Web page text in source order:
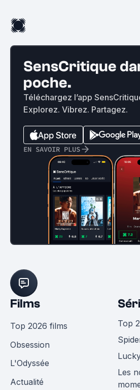
SensCritique
poche.
Téléchargez l’app
Explorez. Vibrez. Partagez.
EN SAVOIR PLUS
Films
Top 2026 films
Obsession
L'Odyssée
Actualité
Top
Les